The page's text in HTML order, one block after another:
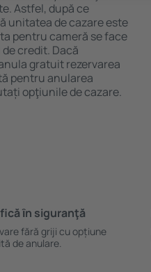
Astfel, după ce
unitatea de cazare este
pentru cameră se face
credit. Dacă
gratuit rezervarea
pentru anularea
opţiunile de cazare.
ȋn siguranţă
fără griji cu opțiune
de anulare.